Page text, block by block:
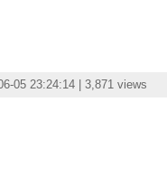
05 23:24:14 | 3,871 views